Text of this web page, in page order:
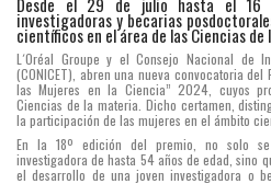
Desde el 29 de julio hasta el 16
investigadoras y becarias
científicos en el área de las Ciencias
L´Oréal Groupe y el Consejo Nacional de
(CONICET), abren una nueva convocatoria del
las Mujeres en la Ciencia” 2024, cuyos
Ciencias de la materia. Dicho certamen,
la participación de las mujeres en el ámbito
En la 18º edición del premio, no solo
investigadora de hasta 54 años de edad, sino
el desarrollo de una joven investigadora o